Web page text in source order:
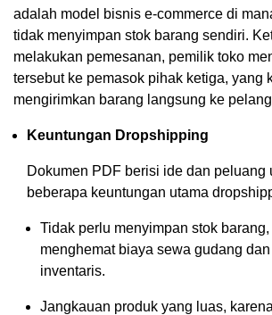
adalah model bisnis e-commerce di
tidak menyimpan stok barang sendiri.
melakukan pemesanan, pemilik toko
tersebut ke pemasok pihak ketiga, yang
mengirimkan barang langsung ke
Keuntungan Dropshipping
Dokumen PDF berisi ide dan peluang
beberapa keuntungan utama
Tidak perlu menyimpan stok
menghemat biaya sewa gudang
inventaris.
Jangkauan produk yang luas,